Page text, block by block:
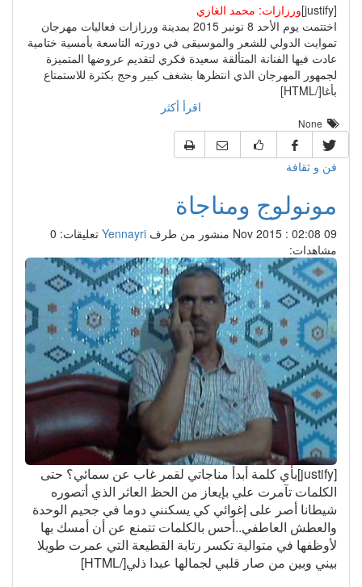
ورزازات: محمد الغازي
اختتمت يوم الأحد 8 نونبر 2015 بمدينة ورزازات فعاليات مهرجان
تموايت الدولي للشعر والموسيقى في دورته التاسعة بأمسية ختامية
عادت فيها الفنانة المتألقة سعيدة فكري لتقديم عروضها المتميزة
لجمهور المهرجان الذي انتظرها بشغف كبير وحج بكثرة للاستمتاع
بأغا[/HTML]
اقرأ أكثر
None
فن و ثقافة
مونولوج ومناجاة
منشور من طرفYennayri تعليقات: 0
مشاهدات:
[justify]بأي كلمة أبدأ مناجاتي لقمر غاب عن سمائي؟ حتى
الكلمات تآمرت علي بإيعاز من الحظ العاثر الذي أتصوره
شيطانا أصر على إغوائي كي يسكنني دوما في جحيم الوحدة
والعطش العاطفي..أحس بالكلمات تتمنع عن أن أمسك بها
لأوظفها في متوالية تكسر رتابة القطيعة التي عمرت طويلا
بيني وبين من صار قلبي لجمالها عبدا ذلي[/HTML]